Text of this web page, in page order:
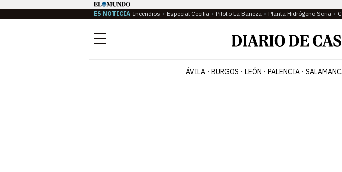
ES NOTICIA Incendios Especial Cecilia Piloto La Bañeza Planta Hidrógeno Soria
Menú
ÁVILA BURGOS LEÓN PALENCIA